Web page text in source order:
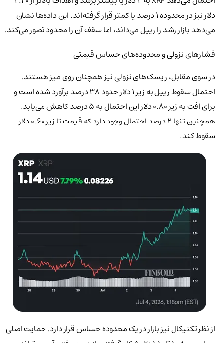
دلار نیز در محدوده 1 درصد یا کمتر قرار گرفته‌اند. این داده‌ها نشان
می‌دهد بازار رشد را ریپل می‌داند، اما سقف آن را محدود تصور می‌کند.
فشارهای نزولی و محدوده‌های حساس قیمتی
در سوی مقابل، ریسک‌های نزولی نیز همچنان روی میز هستند.
احتمال سقوط ریپل به زیر 1 دلار حدود 38 درصد برآورد شده است و
برای افت به زیر 0.80 دلار این احتمال به 5 درصد کاهش می‌یابد.
همچنین تنها 2 درصد احتمال وجود دارد که قیمت تا زیر 0.60 دلار
سقوط کند.
از نظر تکنیکال نیز بازار در یک محدوده حساس قرار دارد. حمایت اصلی